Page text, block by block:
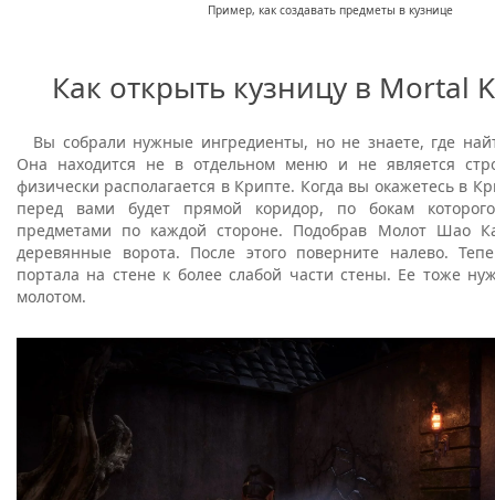
Пример, как создавать предметы в кузнице
Как открыть кузницу в Mortal
Вы собрали нужные ингредиенты, но не знаете, где
Она находится не в отдельном меню и не является
физически располагается в Крипте. Когда вы окажетесь в
перед вами будет прямой коридор, по бокам
предметами по каждой стороне. Подобрав Молот Шао
деревянные ворота. После этого поверните налево.
портала на стене к более слабой части стены. Ее тоже
молотом.